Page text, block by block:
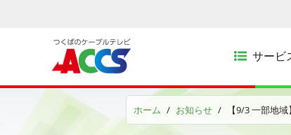
サービ
ホーム お知らせ 【9/3 一部地